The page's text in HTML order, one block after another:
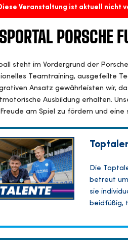
Veranstaltung ist aktuell nicht
PORSCHE
steht im Vordergrund der
Teamtraining, ausgefeilte
Ansatz gewährleisten wir,
Ausbildung erhalten.
am Spiel zu fördern und
Die
betreut
sie
beidfüßig,